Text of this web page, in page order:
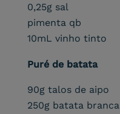
0,25g sal
pimenta qb
10mL vinho tinto
Puré de batata
90g talos de aipo
250g batata branca